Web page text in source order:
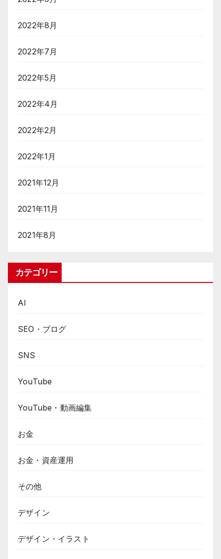
2022年8月
2022年7月
2022年5月
2022年4月
2022年2月
2022年1月
2021年12月
2021年11月
2021年8月
カテゴリー
AI
SEO・ブログ
SNS
YouTube
YouTube・動画編集
お金
お金・資産運用
その他
デザイン
デザイン・イラスト